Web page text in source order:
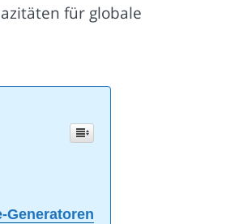
für globale
Generatoren